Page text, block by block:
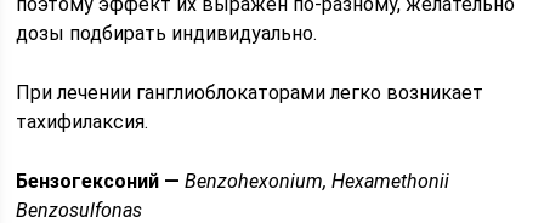
дозы подбирать индивидуально.
При лечении ганглиоблокаторами легко возникает
тахифилаксия.
Бензогексоний —Benzohexonium, Hexamethonii
Benzosulfonas